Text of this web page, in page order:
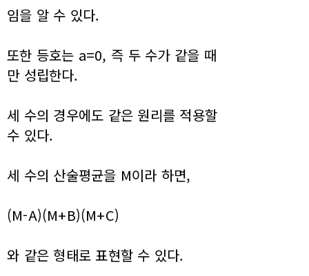
임을 알 수 있다.
또한 등호는 a=0, 즉 두 수가 같을 때
만 성립한다.
세 수의 경우에도 같은 원리를 적용할
수 있다.
세 수의 산술평균을 M이라 하면,
(M-A)(M+B)(M+C)
와 같은 형태로 표현할 수 있다.